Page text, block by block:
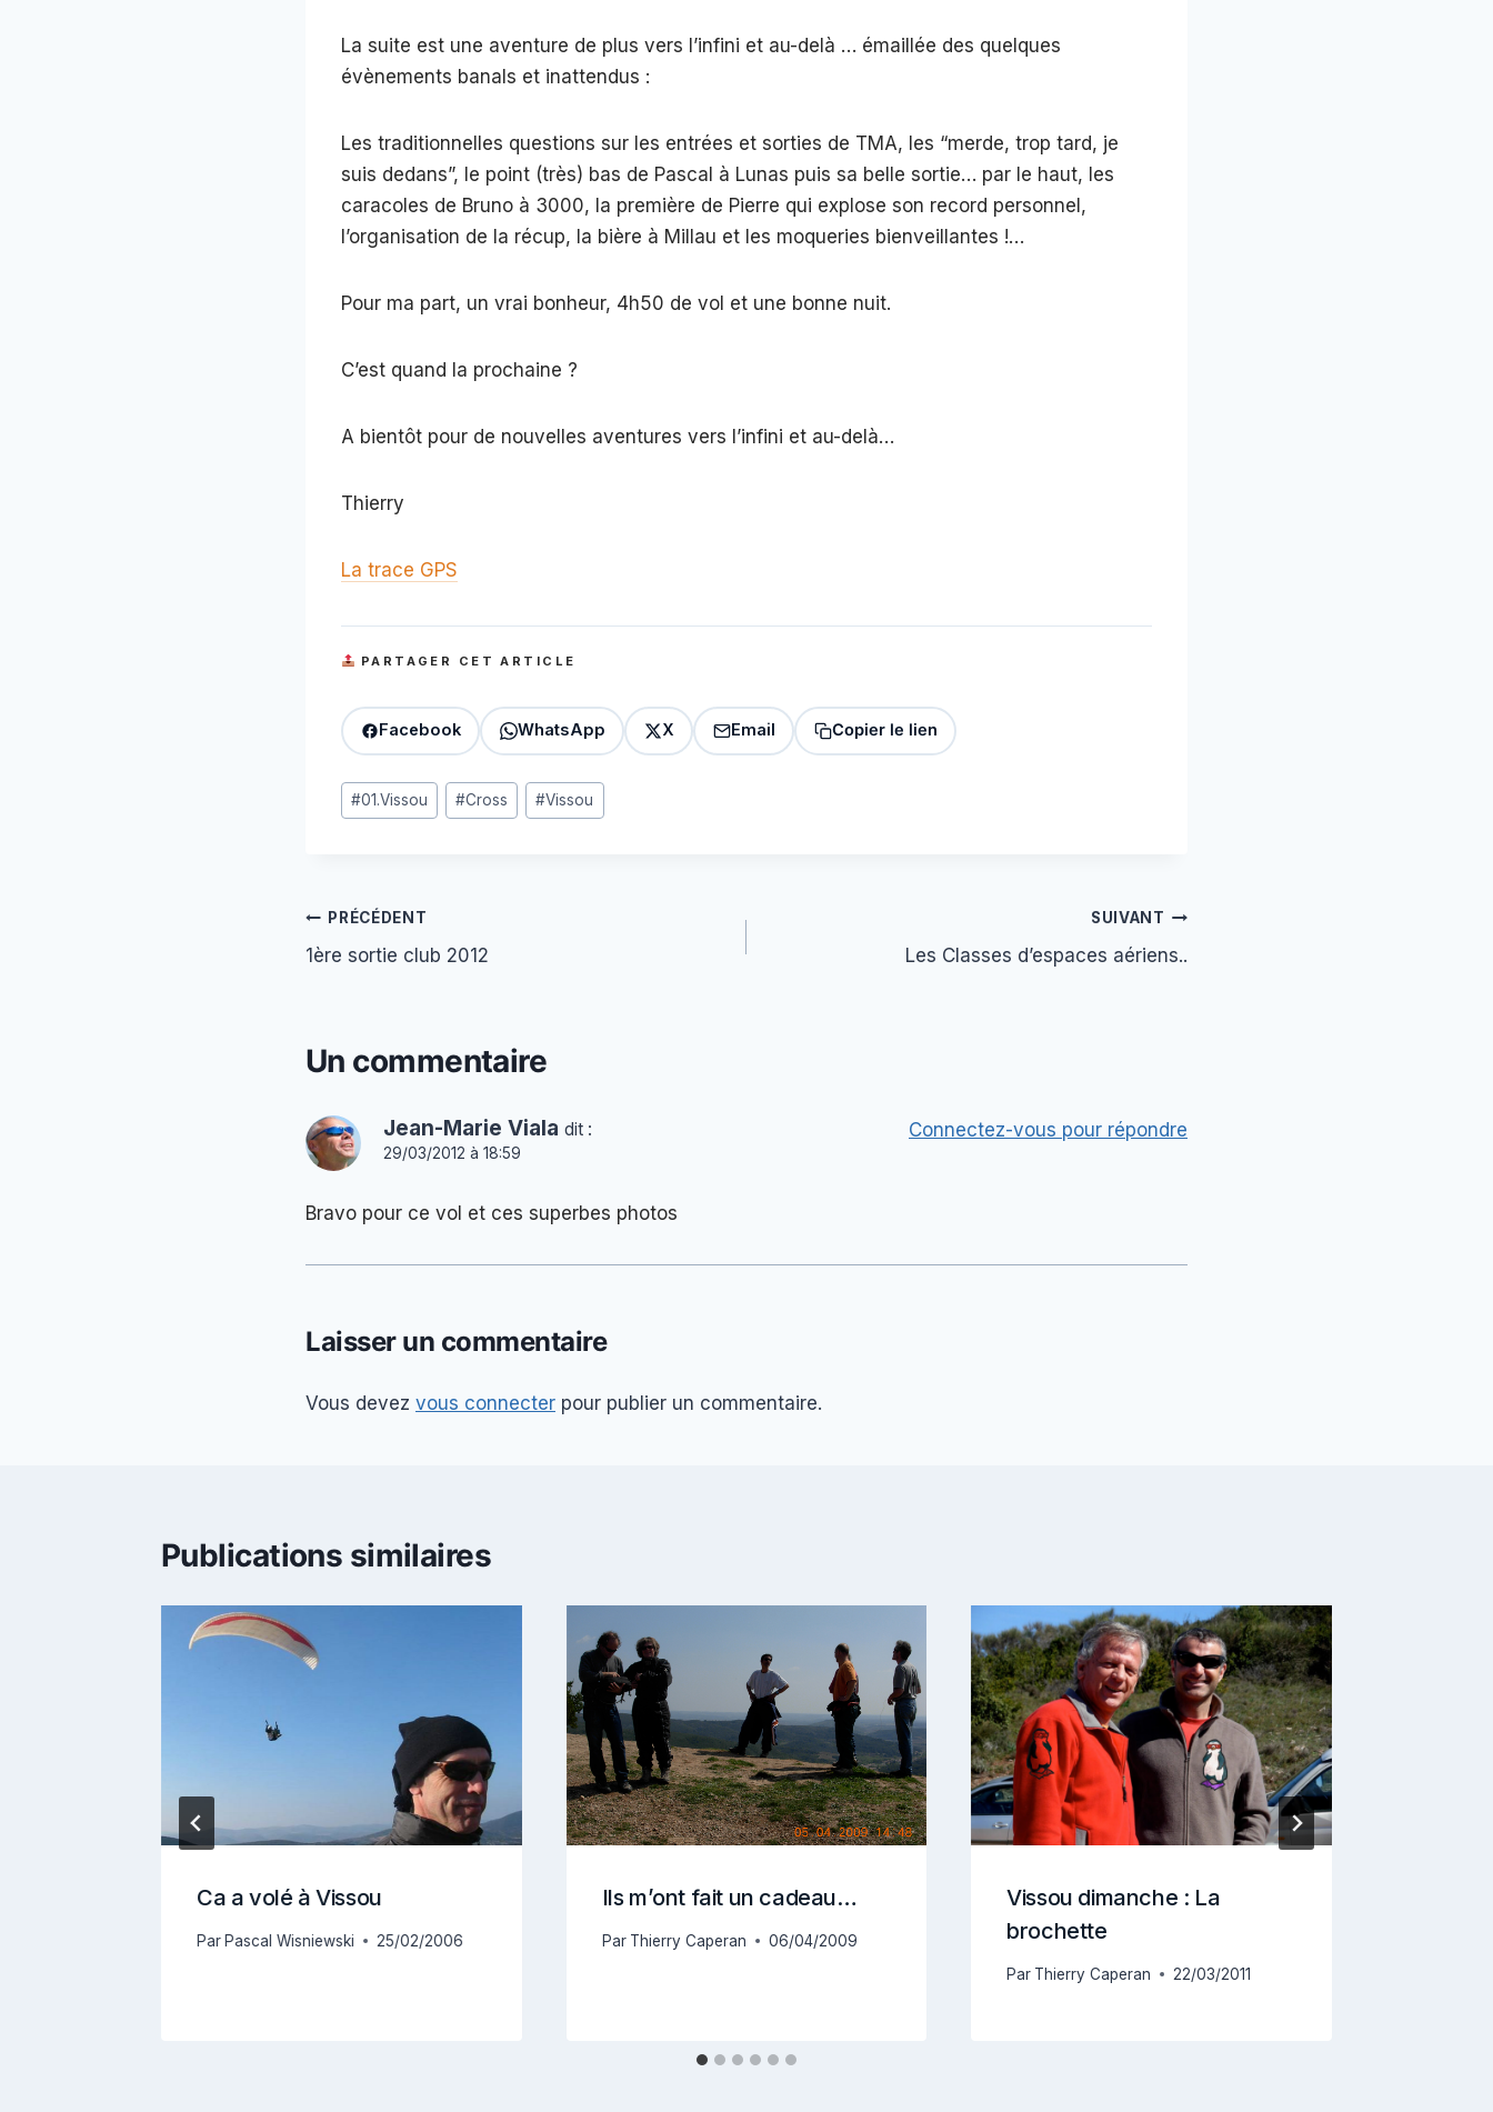
La suite est une aventure de plus vers l’infini et au-delà … émaillée des quelques
évènements banals et inattendus :
Les traditionnelles questions sur les entrées et sorties de TMA, les “merde, trop tard, je
suis dedans”, le point (très) bas de Pascal à Lunas puis sa belle sortie… par le haut, les
caracoles de Bruno à 3000, la première de Pierre qui explose son record personnel,
l’organisation de la récup, la bière à Millau et les moqueries bienveillantes !…
Pour ma part, un vrai bonheur, 4h50 de vol et une bonne nuit.
C’est quand la prochaine ?
A bientôt pour de nouvelles aventures vers l’infini et au-delà…
Thierry
La trace GPS
PARTAGER CET ARTICLE
Facebook WhatsApp X Email Copier le lien
Étiquettes
de
#01.Vissou #Cross #Vissou
Navigation
de
PRÉCÉDENT
1ère sortie club 2012
SUIVANT
Les Classes d’espaces aériens..
Un commentaire
Jean-Marie Viala dit :
29/03/2012 à 18:59
Bravo pour ce vol et ces superbes photos
Connectez-vous pour répondre
Laisser un commentaire
Vous devez vous connecter pour publier un commentaire.
Publications similaires
Ca a volé à Vissou
Par Pascal Wisniewski 25/02/2006
Ils m’ont fait un cadeau…
Par Thierry Caperan 06/04/2009
Vissou dimanche : La
brochette
Par Thierry Caperan 22/03/2011